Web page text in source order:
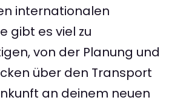
internationalen
gibt es viel zu
von der Planung und
über den Transport
an deinem neuen